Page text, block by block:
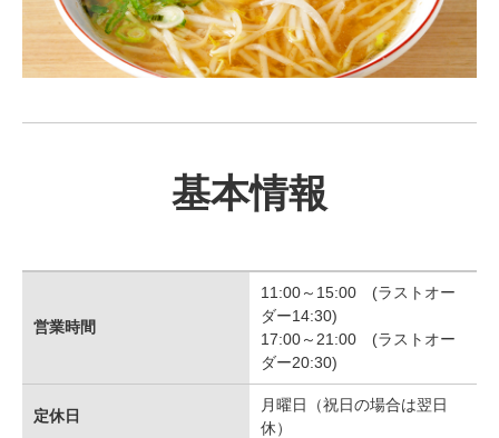
基本情報
営業時間
11:00～15:00 (ラストオー
ダー14:30)
17:00～21:00 (ラストオー
ダー20:30)
定休日
月曜日（祝日の場合は翌日
休）